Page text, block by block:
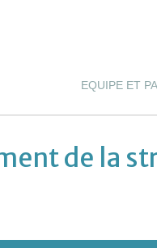
EQUIPE ET
de la